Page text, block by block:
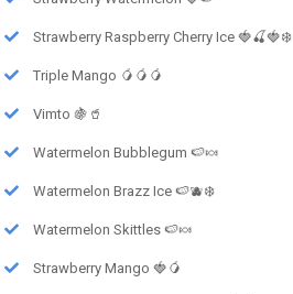
Strawberry Raspberry Cherry Ice 🍓🍒🍓❄️
Triple Mango 🥭🥭🥭
Vimto 🍇🥤
Watermelon Bubblegum 🍉🍬
Watermelon Brazz Ice 🍉🫐❄️
Watermelon Skittles 🍉🍬
Strawberry Mango 🍓🥭